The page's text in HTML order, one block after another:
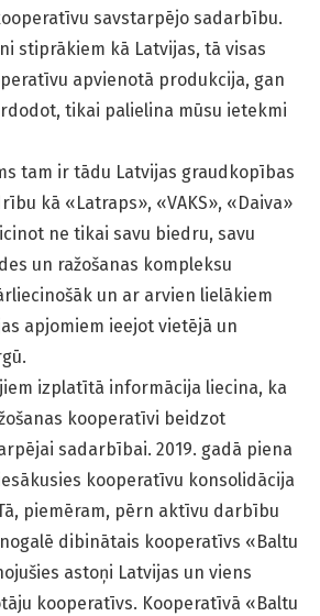
savstarpējo sadarbību.
stiprākiem kā Latvijas, tā visas
apvienotā produkcija, gan
tikai palielina mūsu ietekmi
tam ir tādu Latvijas graudkopības
kā «Latraps», «VAKS», «Daiva»
ne tikai savu biedru, savu
un ražošanas kompleksu
un ar arvien lielākiem
apjomiem ieejot vietējā un
izplatītā informācija liecina, ka
kooperatīvi beidzot
sadarbībai. 2019. gadā piena
kooperatīvu konsolidācija
piemēram, pērn aktīvu darbību
dibinātais kooperatīvs «Baltu
astoņi Latvijas un viens
kooperatīvs. Kooperatīvā «Baltu